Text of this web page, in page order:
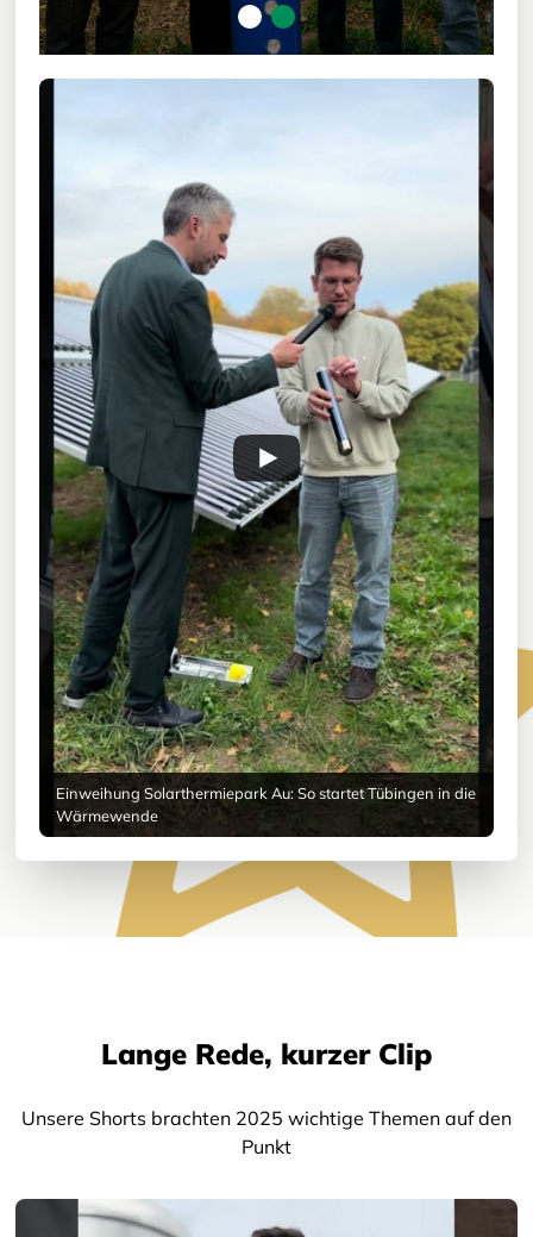
Einweihung Solarthermiepark Au: So startet Tübingen in die
Wärmewende
Lange Rede, kurzer Clip
Unsere Shorts brachten 2025 wichtige Themen auf den
Punkt